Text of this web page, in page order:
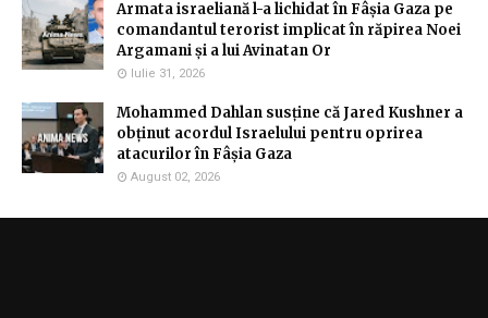
Armata israeliană l-a lichidat în Fâșia Gaza pe
comandantul terorist implicat în răpirea Noei
Argamani și a lui Avinatan Or
Iulie 31, 2026
Mohammed Dahlan susține că Jared Kushner a
obținut acordul Israelului pentru oprirea
atacurilor în Fâșia Gaza
August 02, 2026